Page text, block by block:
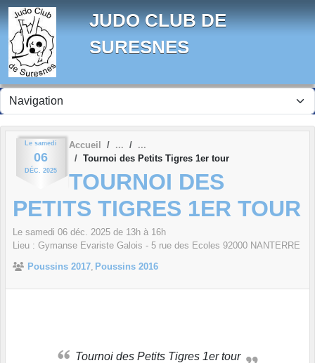
JUDO CLUB DE
SURESNES
Le samedi
06
DÉC. 2025
Accueil
Tournoi des Petits Tigres 1er tour
TOURNOI DES
PETITS TIGRES 1ER TOUR
Le samedi 06 déc. 2025 de 13h à 16h
Lieu : Gymanse Evariste Galois - 5 rue des Ecoles 92000 NANTERRE
Poussins 2017 Poussins 2016
Tournoi des Petits Tigres 1er tour
Panneau de gestion des cookies